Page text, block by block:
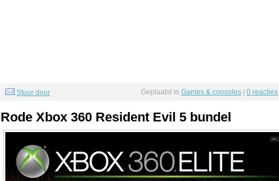
Stuur door Geplaatst in Games & consoles 0 reacties
Rode Xbox 360 Resident Evil 5 bundel